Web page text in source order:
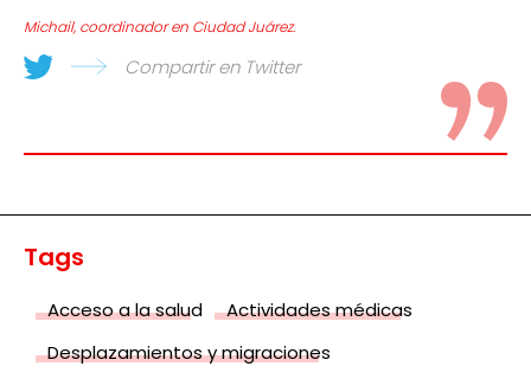
Michail, coordinador en Ciudad Juárez.
Compartir en Twitter
Tags
Acceso a la salud
Actividades médicas
Desplazamientos y migraciones